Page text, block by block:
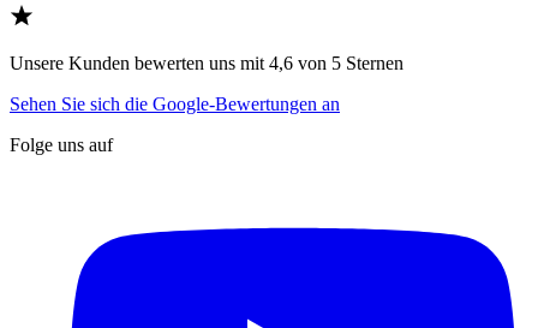
Unsere Kunden bewerten uns mit 4,6 von 5 Sternen
Sehen Sie sich die Google-Bewertungen an
Folge uns auf